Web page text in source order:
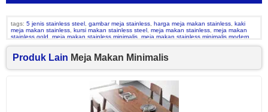
tags: 5 jenis stainless steel, gambar meja stainless, harga meja makan stainless, kaki
meja makan stainless, kursi makan stainless steel, meja makan stainless, meja makan
stainless gold
meja makan stainless minimalis meja makan stainless minimalis modern
stainless
Produk Lain Meja Makan Minimalis